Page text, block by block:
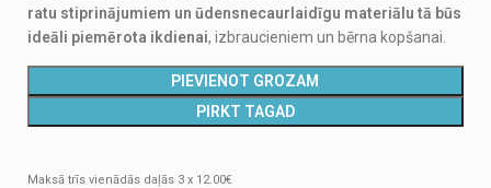
ratu stiprinājumiem un ūdensnecaurlaidīgu materiālu tā būs
ideāli piemērota ikdienai, izbraucieniem un bērna kopšanai.
PIEVIENOT GROZAM
PIRKT TAGAD
Maksā trīs vienādās daļās 3 x 12.00€